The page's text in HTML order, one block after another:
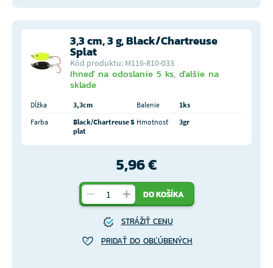
3,3 cm, 3 g, Black/Chartreuse
Splat
Kód produktu: M116-810-033
Ihneď na odoslanie 5 ks, ďalšie na
sklade
Dĺžka 3,3cm Balenie
1ks
Farba
Black/Chartreuse S
plat
Hmotnosť 3gr
5,96 €
DO KOŠÍKA
STRÁŽIŤ CENU
PRIDAŤ DO OBĽÚBENÝCH